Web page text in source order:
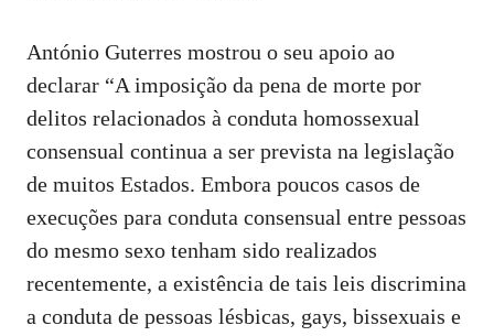
António Guterres mostrou o seu apoio ao
declarar “A imposição da pena de morte por
delitos relacionados à conduta homossexual
consensual continua a ser prevista na legislação
de muitos Estados. Embora poucos casos de
execuções para conduta consensual entre pessoas
do mesmo sexo tenham sido realizados
recentemente, a existência de tais leis discrimina
a conduta de pessoas lésbicas, gays, bissexuais e